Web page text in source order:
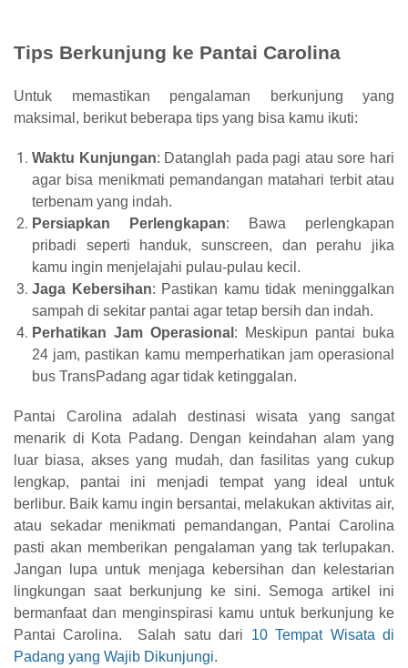
Tips Berkunjung ke Pantai Carolina
Untuk memastikan pengalaman berkunjung yang
maksimal, berikut beberapa tips yang bisa kamu ikuti:
Waktu Kunjungan: Datanglah pada pagi atau sore hari
agar bisa menikmati pemandangan matahari terbit atau
terbenam yang indah.
Persiapkan Perlengkapan: Bawa perlengkapan
pribadi seperti handuk, sunscreen, dan perahu jika
kamu ingin menjelajahi pulau-pulau kecil.
Jaga Kebersihan: Pastikan kamu tidak meninggalkan
sampah di sekitar pantai agar tetap bersih dan indah.
Perhatikan Jam Operasional : Meskipun pantai buka
24 jam, pastikan kamu memperhatikan jam operasional
bus TransPadang agar tidak ketinggalan.
Pantai Carolina adalah destinasi wisata yang sangat
menarik di Kota Padang. Dengan keindahan alam yang
luar biasa, akses yang mudah, dan fasilitas yang cukup
lengkap, pantai ini menjadi tempat yang ideal untuk
berlibur. Baik kamu ingin bersantai, melakukan aktivitas air,
atau sekadar menikmati pemandangan, Pantai Carolina
pasti akan memberikan pengalaman yang tak terlupakan.
Jangan lupa untuk menjaga kebersihan dan kelestarian
lingkungan saat berkunjung ke sini. Semoga artikel ini
bermanfaat dan menginspirasi kamu untuk berkunjung ke
Pantai Carolina. Salah satu dari 10 Tempat Wisata di
Padang yang Wajib Dikunjungi.